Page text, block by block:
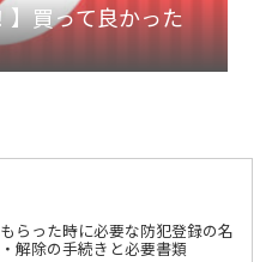
】買って良かった
らった時に必要な防犯登録の名
解除の手続きと必要書類